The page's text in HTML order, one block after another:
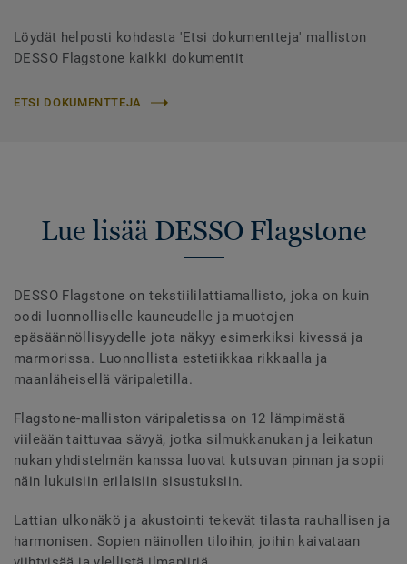
Löydät helposti kohdasta 'Etsi dokumentteja' malliston
DESSO Flagstone kaikki dokumentit
ETSI DOKUMENTTEJA
Lue lisää DESSO Flagstone
DESSO Flagstone on tekstiililattiamallisto, joka on kuin
oodi luonnolliselle kauneudelle ja muotojen
epäsäännöllisyydelle jota näkyy esimerkiksi kivessä ja
marmorissa. Luonnollista estetiikkaa rikkaalla ja
maanläheisellä väripaletilla.
Flagstone-malliston väripaletissa on 12 lämpimästä
viileään taittuvaa sävyä, jotka silmukkanukan ja leikatun
nukan yhdistelmän kanssa luovat kutsuvan pinnan ja sopii
näin lukuisiin erilaisiin sisustuksiin.
Lattian ulkonäkö ja akustointi tekevät tilasta rauhallisen ja
harmonisen. Sopien näinollen tiloihin, joihin kaivataan